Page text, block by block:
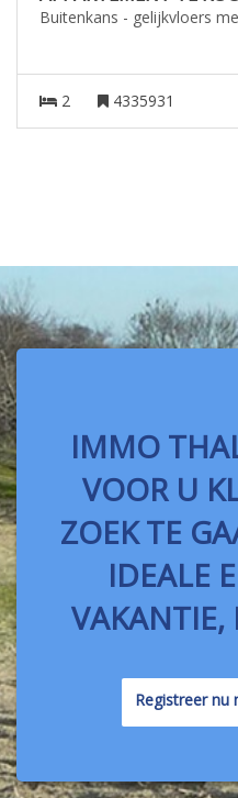
Buitenkans - gelijkvloers
2 4335931
IMMO
VOOR U
ZOEK TE
IDEALE
VAKANTIE,
Registreer nu